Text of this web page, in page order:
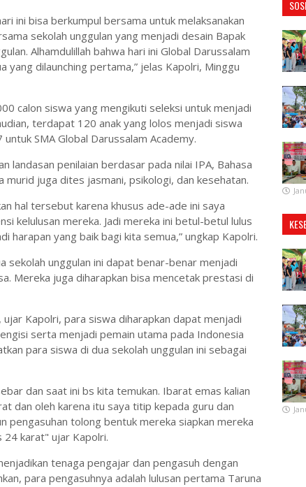
ini bisa berkumpul bersama untuk melaksanakan
sekolah unggulan yang menjadi desain Bapak
Alhamdulillah bahwa hari ini Global Darussalam
yang dilaunching pertama,” jelas Kapolri, Minggu
calon siswa yang mengikuti seleksi untuk menjadi
terdapat 120 anak yang lolos menjadi siswa
SMA Global Darussalam Academy.
landasan penilaian berdasar pada nilai IPA, Bahasa
murid juga dites jasmani, psikologi, dan kesehatan.
hal tersebut karena khusus ade-ade ini saya
kelulusan mereka. Jadi mereka ini betul-betul lulus
harapan yang baik bagi kita semua,” ungkap Kapolri.
sekolah unggulan ini dapat benar-benar menjadi
Mereka juga diharapkan bisa mencetak prestasi di
ujar Kapolri, para siswa diharapkan dapat menjadi
serta menjadi pemain utama pada Indonesia
para siswa di dua sekolah unggulan ini sebagai
dan saat ini bs kita temukan. Ibarat emas kalian
dan oleh karena itu saya titip kepada guru dan
pengasuhan tolong bentuk mereka siapkan mereka
karat" ujar Kapolri.
tenaga pengajar dan pengasuh dengan
para pengasuhnya adalah lulusan pertama Taruna